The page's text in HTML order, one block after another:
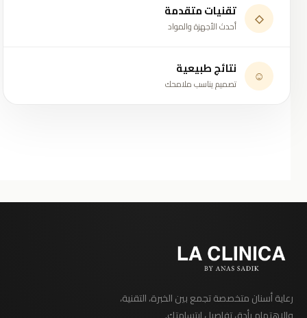
◇ تقنيات متقدمة
أحدث الأجهزة والمواد
☺ نتائج طبيعية
تصميم يناسب ملامحك
رعاية أسنان متخصصة تجمع بين الخبرة، التقنية،